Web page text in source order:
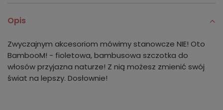
Opis
Zwyczajnym akcesoriom mówimy stanowcze NIE! Oto
BambooM! - fioletowa, bambusowa szczotka do
włosów przyjazna naturze! Z nią możesz zmienić swój
świat na lepszy. Dosłownie!